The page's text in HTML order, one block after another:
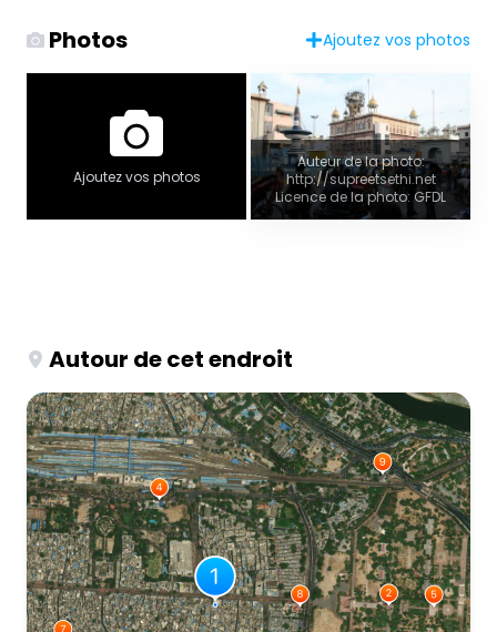
Photos Ajoutez vos photos
Ajoutez vos photos
Auteur de la photo:
http://supreetsethi.net
Licence de la photo: GFDL
Autour de cet endroit